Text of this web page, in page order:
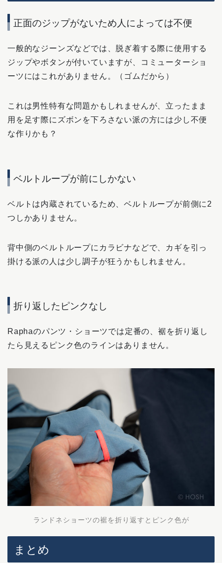
正面のジップがないため人によっては不便
一般的なジーンズなどでは、脱ぎ着する際に使用する
ジップやボタンが付いていますが、コミューターショ
ーツにはこれがありません。（ゴムだから）
これは男性特有な問題かもしれませんが、立ったまま
用を足す際にズボンを下ろさない派の方には少し不便
な作りかも？
ベルトループが前にしかない
ベルトは内蔵されているため、ベルトループが前側に2
つしかありません。
背中側のベルトループにカラビナなどで、カギを引っ
掛ける派の人は少し調子が狂うかもしれません。
折り返したピンクなし
Raphaのパンツ・ショーツでは定番の、裾を折り返し
たら見えるピンク色のラインはありません。
ランドネショーツの裾を折り返すとピンク色が
まとめ